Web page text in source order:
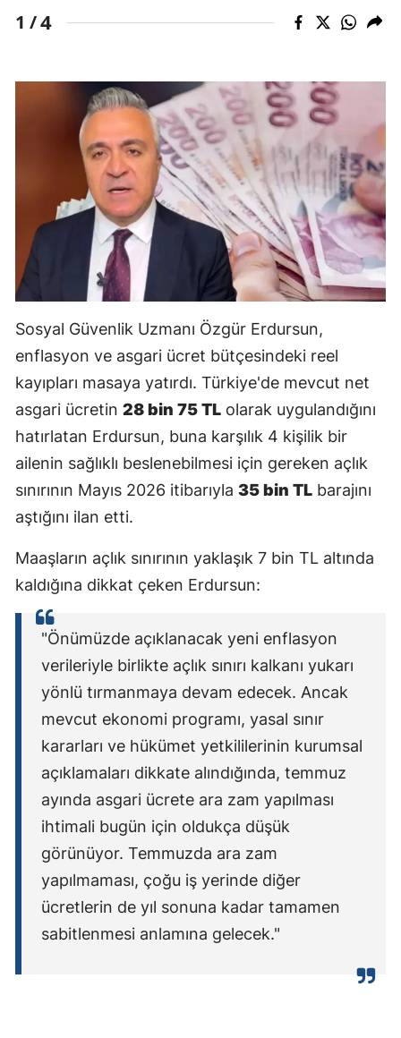
Kırklareli
Kırşehir
Kocaeli
Konya
Kütahya
Malatya
Manisa
Kahramanmaraş
Mardin
Muğla
Muş
Nevşehir
Ordu
Sakarya
Samsun
Siirt
Sinop
Sivas
Tekirdağ
Tokat
Trabzon
Tunceli
1 /4
Sosyal Güvenlik Uzmanı Özgür Erdursun,
enflasyon ve asgari ücret bütçesindeki reel
kayıpları masaya yatırdı. Türkiye'de mevcut net
asgari ücretin 28 bin 75 TL olarak uygulandığını
hatırlatan Erdursun, buna karşılık 4 kişilik bir
ailenin sağlıklı beslenebilmesi için gereken açlık
sınırının Mayıs 2026 itibarıyla 35 bin TL barajını
aştığını ilan etti.
Maaşların açlık sınırının yaklaşık 7 bin TL altında
kaldığına dikkat çeken Erdursun:
"Önümüzde açıklanacak yeni enflasyon
verileriyle birlikte açlık sınırı kalkanı yukarı
yönlü tırmanmaya devam edecek. Ancak
mevcut ekonomi programı, yasal sınır
kararları ve hükümet yetkililerinin kurumsal
açıklamaları dikkate alındığında, temmuz
ayında asgari ücrete ara zam yapılması
ihtimali bugün için oldukça düşük
görünüyor. Temmuzda ara zam
yapılmaması, çoğu iş yerinde diğer
ücretlerin de yıl sonuna kadar tamamen
sabitlenmesi anlamına gelecek."